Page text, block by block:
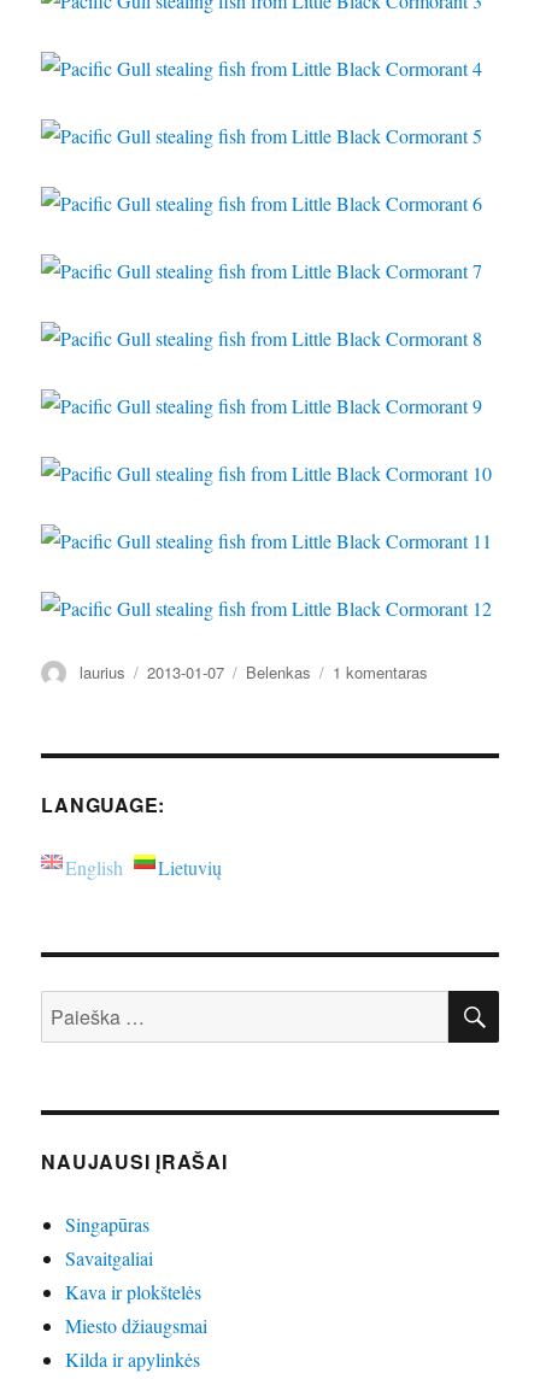
Autorius
laurius Paskelbta
2013-01-07 Kategorijos
Belenkas 1 komentaras
LANGUAGE:
English Lietuvių
Ieškoti:
NAUJAUSI ĮRAŠAI
Singapūras
Savaitgaliai
Kava ir plokštelės
Miesto džiaugsmai
Kilda ir apylinkės